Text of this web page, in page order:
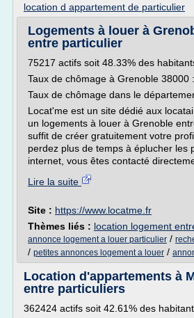
location d appartement de particulier
Logements à louer à
entre particulier
75217 actifs soit 48.33% des
Taux de chômage à Grenoble 38000
Taux de chômage dans le
Locat'me est un site dédié aux
un logements à louer à Grenoble
suffit de créer gratuitement votre
perdez plus de temps à éplucher les
internet, vous êtes contacté
Lire la suite
Site : https://www.locatme.fr
Thèmes liés : location logement
annonce logement a louer particulier /
/ petites annonces logement a louer /
Location d'appartements à
entre particuliers
362424 actifs soit 42.61% des